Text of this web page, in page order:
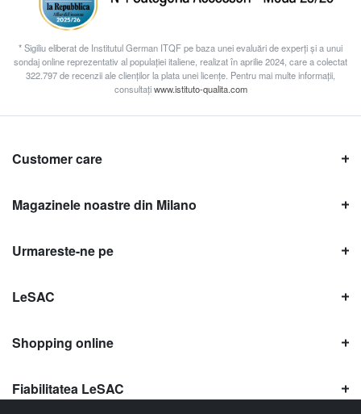
* Sigiliu eliberat de Institutul German ITQF pe baza unei evaluări de experți și a unui
sondaj online reprezentativ al populației italiene, realizat în aprilie 2024, care a colectat
322.797 de recenzii ale clienților la plata unei licențe. Pentru mai multe informații,
consultațiwww.istituto-qualita.com
Customer care
Magazinele noastre din Milano
Urmareste-ne pe
LeSAC
Shopping online
Fiabilitatea LeSAC